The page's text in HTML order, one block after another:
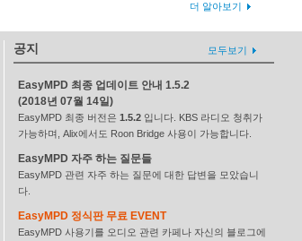
더 알아보기
공지 모두보기
EasyMPD 최종 업데이트 안내 1.5.2
(2018년 07월 14일)
EasyMPD 최종 버전은 1.5.2 입니다. KBS 라디오 청취가
가능하며, Alix에서도 Roon Bridge 사용이 가능합니다.
EasyMPD 자주 하는 질문들
EasyMPD 관련 자주 하는 질문에 대한 답변을 모았습니
다.
EasyMPD 정식판 무료 EVENT
EasyMPD 사용기를 오디오 관련 카페나 자신의 블로그에